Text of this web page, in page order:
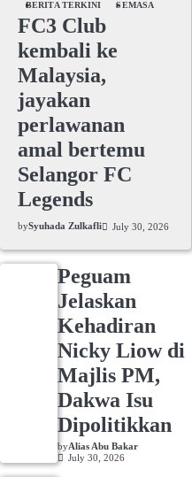
BERITA TERKINI SEMASA
FC3 Club
kembali ke
Malaysia,
jayakan
perlawanan
amal bertemu
Selangor FC
Legends
bySyuhada Zulkafli July 30, 2026
Peguam
Jelaskan
Kehadiran
Nicky Liow di
Majlis PM,
Dakwa Isu
Dipolitikkan
byAlias Abu Bakar
July 30, 2026